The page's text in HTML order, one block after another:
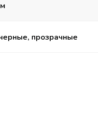
прозрачные